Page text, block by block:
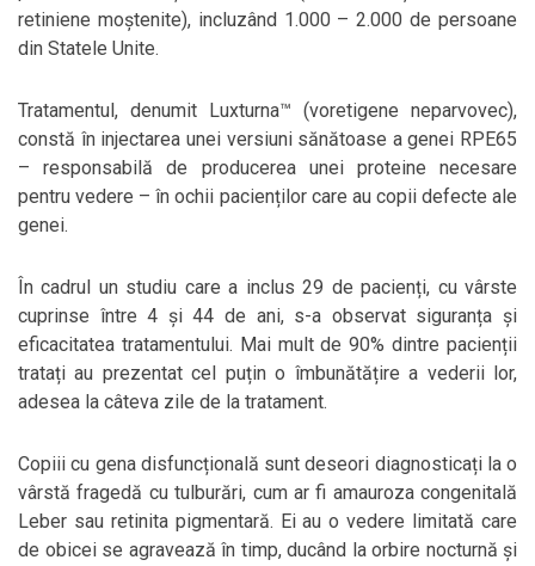
retiniene moștenite), incluzând 1.000 – 2.000 de persoane
din Statele Unite.
Tratamentul, denumit Luxturna™ (voretigene neparvovec),
constă în injectarea unei versiuni sănătoase a genei RPE65
– responsabilă de producerea unei proteine necesare
pentru vedere – în ochii pacienților care au copii defecte ale
genei.
În cadrul un studiu care a inclus 29 de pacienți, cu vârste
cuprinse între 4 și 44 de ani, s-a observat siguranța și
eficacitatea tratamentului. Mai mult de 90% dintre pacienții
tratați au prezentat cel puțin o îmbunătățire a vederii lor,
adesea la câteva zile de la tratament.
Copiii cu gena disfuncțională sunt deseori diagnosticați la o
vârstă fragedă cu tulburări, cum ar fi amauroza congenitală
Leber sau retinita pigmentară. Ei au o vedere limitată care
de obicei se agravează în timp, ducând la orbire nocturnă și